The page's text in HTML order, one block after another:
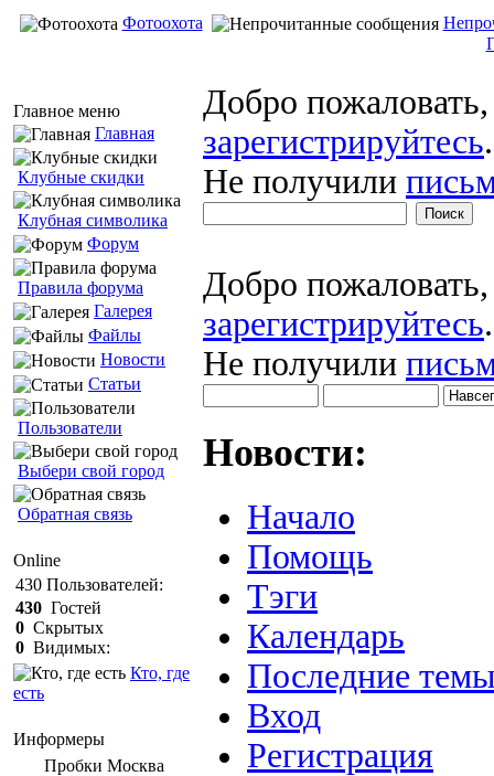
Фотоохота
Главное меню
Главная
Клубные скидки
Клубная символика
Форум
Правила форума
Галерея
Файлы
Новости
Статьи
Пользователи
Выбери свой город
Обратная связь
Online
430 Пользователей:
430 Гостей
0 Скрытых
0 Видимых:
Кто, где
есть
Информеры
Пробки Mосква
Добро
зарегистрируйтесь.
Не получили
Добро
зарегистрируйтесь.
Не получили
Новости:
Начало
Помощь
Тэги
Календарь
Последние
Вход
Регистрация